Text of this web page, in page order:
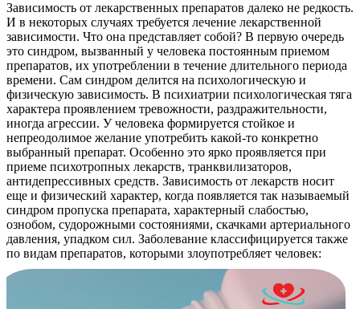
Зависимость от лекарственных препаратов далеко не редкость.
И в некоторых случаях требуется лечение лекарственной
зависимости. Что она представляет собой? В первую очередь
это синдром, вызванный у человека постоянным приемом
препаратов, их употреблении в течение длительного периода
времени. Сам синдром делится на психологическую и
физическую зависимость. В психиатрии психологическая тяга
характера проявлением тревожности, раздражительности,
иногда агрессии. У человека формируется стойкое и
непреодолимое желание употребить какой-то конкретно
выбранный препарат. Особенно это ярко проявляется при
приеме психотропных лекарств, транквилизаторов,
антидепрессивных средств. Зависимость от лекарств носит
еще и физический характер, когда появляется так называемый
синдром пропуска препарата, характерный слабостью,
ознобом, судорожными состояниями, скачками артериального
давления, упадком сил. Заболевание классифицируется также
по видам препаратов, которыми злоупотребляет человек: